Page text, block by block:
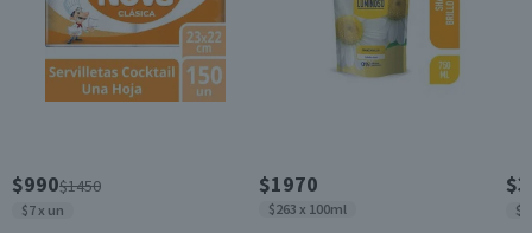
Garantía Mínima Legal
Válida hasta su fecha de caducidad
$990$1450
$7 x un
$1970
$263 x 100ml